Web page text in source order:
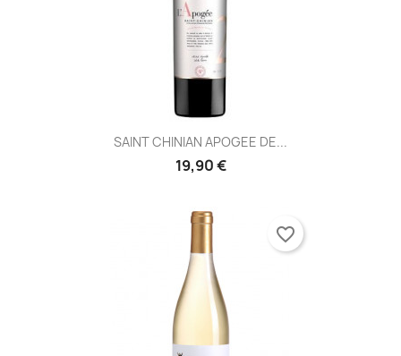
Créer une liste d'envies
SAINT CHINIAN APOGEE DE...
19,90 €
favorite_border